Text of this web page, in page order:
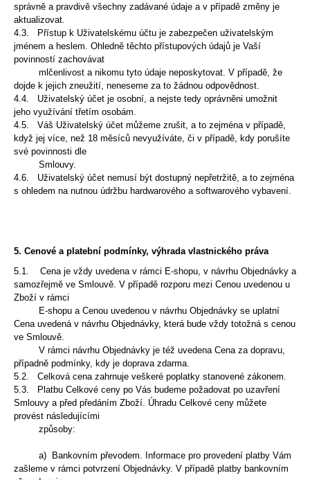
správně a pravdivě všechny zadávané údaje a v případě změny je
aktualizovat.
4.3. Přístup k Uživatelskému účtu je zabezpečen uživatelským
jménem a heslem. Ohledně těchto přístupových údajů je Vaší
povinností zachovávat
mlčenlivost a nikomu tyto údaje neposkytovat. V případě, že
dojde k jejich zneužití, neneseme za to žádnou odpovědnost.
4.4. Uživatelský účet je osobní, a nejste tedy oprávněni umožnit
jeho využívání třetím osobám.
4.5. Váš Uživatelský účet můžeme zrušit, a to zejména v případě,
když jej více, než 18 měsíců nevyužíváte, či v případě, kdy porušíte
své povinnosti dle
Smlouvy.
4.6. Uživatelský účet nemusí být dostupný nepřetržitě, a to zejména
s ohledem na nutnou údržbu hardwarového a softwarového vybavení.
5. Cenové a platební podmínky, výhrada vlastnického práva
5.1. Cena je vždy uvedena v rámci E-shopu, v návrhu Objednávky a
samozřejmě ve Smlouvě. V případě rozporu mezi Cenou uvedenou u
Zboží v rámci
E-shopu a Cenou uvedenou v návrhu Objednávky se uplatní
Cena uvedená v návrhu Objednávky, která bude vždy totožná s cenou
ve Smlouvě.
V rámci návrhu Objednávky je též uvedena Cena za dopravu,
případně podmínky, kdy je doprava zdarma.
5.2. Celková cena zahrnuje veškeré poplatky stanovené zákonem.
5.3. Platbu Celkové ceny po Vás budeme požadovat po uzavření
Smlouvy a před předáním Zboží. Úhradu Celkové ceny můžete
provést následujícími
způsoby:
a) Bankovním převodem. Informace pro provedení platby Vám
zašleme v rámci potvrzení Objednávky. V případě platby bankovním